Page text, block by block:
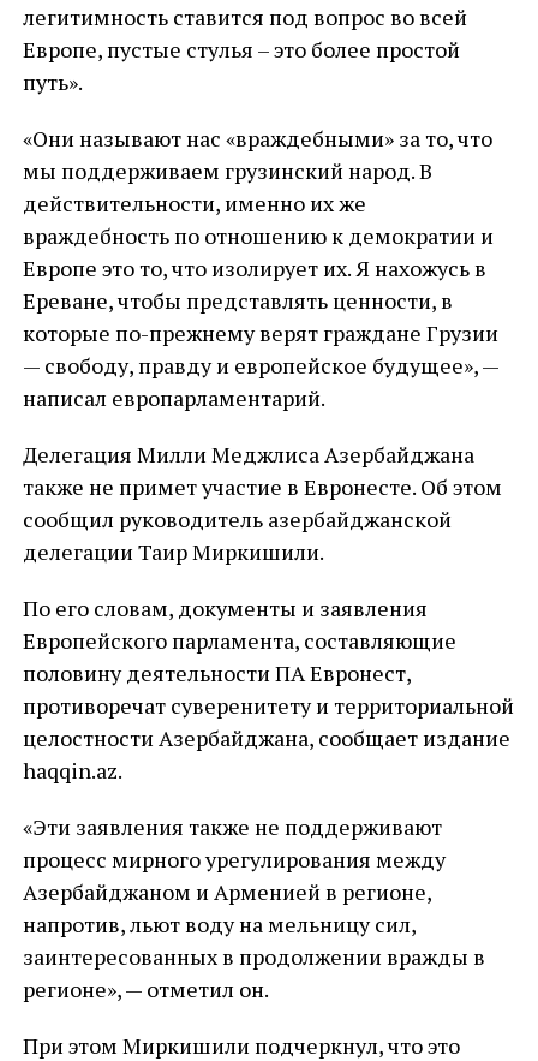
легитимность ставится под вопрос во всей
Европе, пустые стулья – это более простой
путь».
«Они называют нас «враждебными» за то, что
мы поддерживаем грузинский народ. В
действительности, именно их же
враждебность по отношению к демократии и
Европе это то, что изолирует их. Я нахожусь в
Ереване, чтобы представлять ценности, в
которые по-прежнему верят граждане Грузии
— свободу, правду и европейское будущее», —
написал европарламентарий.
Делегация Милли Меджлиса Азербайджана
также не примет участие в Евронесте. Об этом
сообщил руководитель азербайджанской
делегации Таир Миркишили.
По его словам, документы и заявления
Европейского парламента, составляющие
половину деятельности ПА Евронест,
противоречат суверенитету и территориальной
целостности Азербайджана, сообщает издание
haqqin.az.
«Эти заявления также не поддерживают
процесс мирного урегулирования между
Азербайджаном и Арменией в регионе,
напротив, льют воду на мельницу сил,
заинтересованных в продолжении вражды в
регионе», — отметил он.
При этом Миркишили подчеркнул, что это